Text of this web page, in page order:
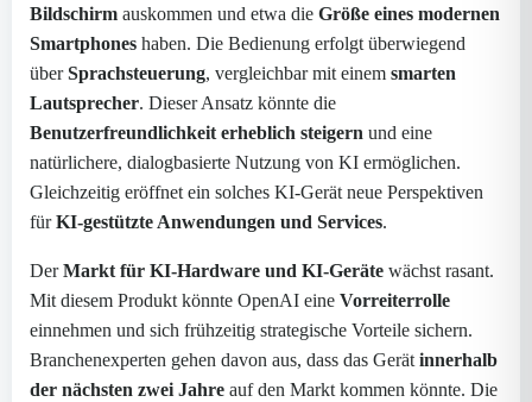
Bildschirm auskommen und etwa die Größe eines modernen
Smartphones haben. Die Bedienung erfolgt überwiegend
überSprachsteuerung, vergleichbar mit einem smarten
Lautsprecher. Dieser Ansatz könnte die
Benutzerfreundlichkeit erheblich steigern und eine
natürlichere, dialogbasierte Nutzung von KI ermöglichen.
Gleichzeitig eröffnet ein solches KI-Gerät neue Perspektiven
fürKI-gestützte Anwendungen und Services.
DerMarkt für KI-Hardware und KI-Geräte wächst rasant.
Mit diesem Produkt könnte OpenAI eine Vorreiterrolle
einnehmen und sich frühzeitig strategische Vorteile sichern.
Branchenexperten gehen davon aus, dass das Gerät innerhalb
der nächsten zwei Jahre auf den Markt kommen könnte. Die